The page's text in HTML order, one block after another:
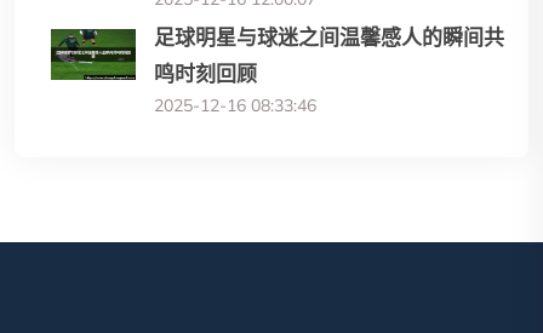
足球明星与球迷之间温馨感人的瞬间共
鸣时刻回顾
2025-12-16 08:33:46